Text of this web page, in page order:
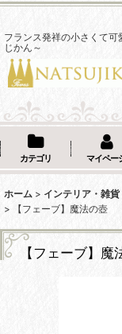
フランス発祥の小さくて
じかん～
カテゴリ マイペー
ホーム > インテリア・雑貨
>
【フェーブ】魔法の壺
【フェーブ】魔